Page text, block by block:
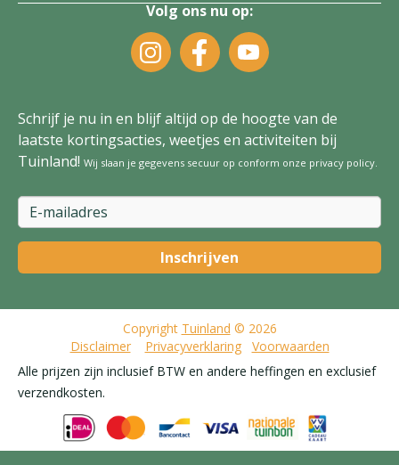
Volg ons nu op:
Schrijf je nu in en blijf altijd op de hoogte van de
laatste kortingsacties, weetjes en activiteiten bij
Tuinland! Wij slaan je gegevens secuur op conform onze privacy policy.
Copyright Tuinland © 2026
Disclaimer
Privacyverklaring
Voorwaarden
Alle prijzen zijn inclusief BTW en andere heffingen en exclusief
verzendkosten.